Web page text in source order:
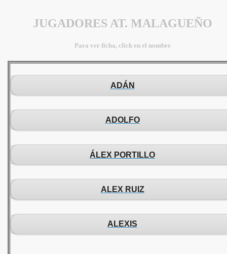
JUGADORES AT. MALAGUEÑO
Para ver ficha, click en el nombre
ADÁN
ADOLFO
ÁLEX PORTILLO
ALEX RUIZ
ALEXIS